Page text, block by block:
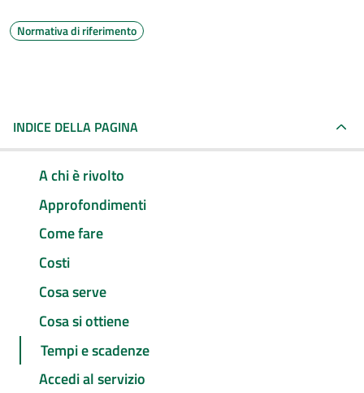
Normativa di riferimento
INDICE DELLA PAGINA
A chi è rivolto
Approfondimenti
Come fare
Costi
Cosa serve
Cosa si ottiene
Tempi e scadenze
Accedi al servizio